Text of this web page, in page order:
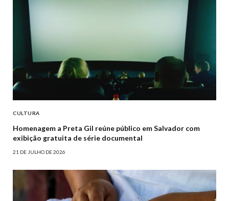
CULTURA
Homenagem a Preta Gil reúne público em Salvador com
exibição gratuita de série documental
21 DE JULHO DE 2026